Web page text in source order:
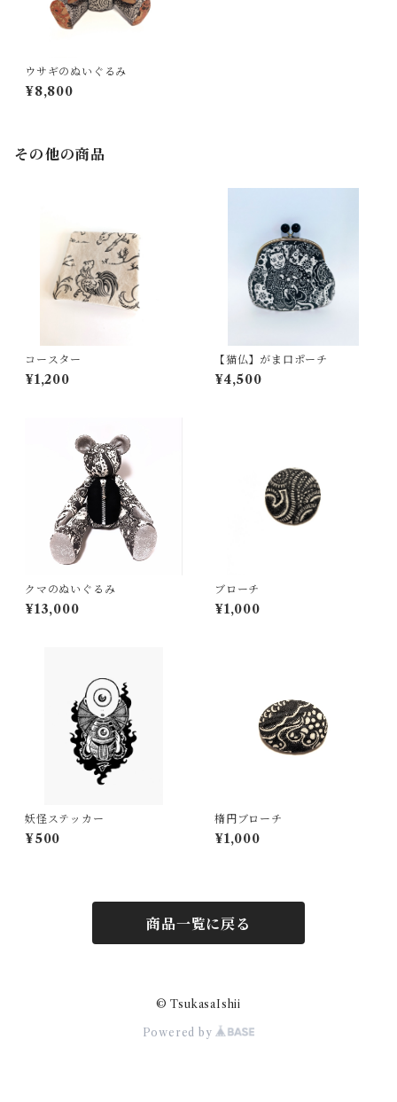
ウサギのぬいぐるみ
¥8,800
その他の商品
コースター
¥1,200
【猫仏】がま口ポーチ
¥4,500
クマのぬいぐるみ
¥13,000
ブローチ
¥1,000
妖怪ステッカー
¥500
楕円ブローチ
¥1,000
商品一覧に戻る
© TsukasaIshii
Powered by